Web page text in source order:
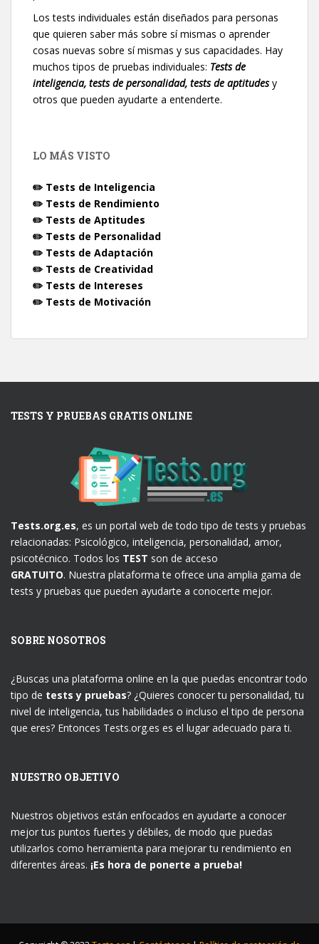
Los tests individuales están diseñados para personas
que quieren saber más sobre sí mismas o aprender
cosas nuevas sobre sí mismas y sus capacidades. Hay
muchos tipos de pruebas individuales: Tests de
inteligencia, tests de personalidad, tests de aptitudesy
otros que pueden ayudarte a entenderte.
LO MÁS VISTO
✏️ Tests de Inteligencia
✏️ Tests de Rendimiento
✏️ Tests de Aptitudes
✏️ Tests de Personalidad
✏️ Tests de Adaptación
✏️ Tests de Creatividad
✏️ Tests de Intereses
✏️ Tests de Motivación
TESTS Y PRUEBAS GRATIS ONLINE
Tests.org.es, es un portal web de todo tipo de tests y pruebas
relacionadas: Psicológico, inteligencia, personalidad, amor,
psicotécnico. Todos los TEST son de acceso
GRATUITO. Nuestra plataforma te ofrece una amplia gama de
tests y pruebas que pueden ayudarte a conocerte mejor.
SOBRE NOSOTROS
¿Buscas una plataforma online en la que puedas encontrar todo
tipo de tests y pruebas? ¿Quieres conocer tu personalidad, tu
nivel de inteligencia, tus habilidades o incluso el tipo de persona
que eres? Entonces Tests.org.es es el lugar adecuado para ti.
NUESTRO OBJETIVO
Nuestros objetivos están enfocados en ayudarte a conocer
mejor tus puntos fuertes y débiles, de modo que puedas
utilizarlos como herramienta para mejorar tu rendimiento en
diferentes áreas. ¡Es hora de ponerte a prueba!